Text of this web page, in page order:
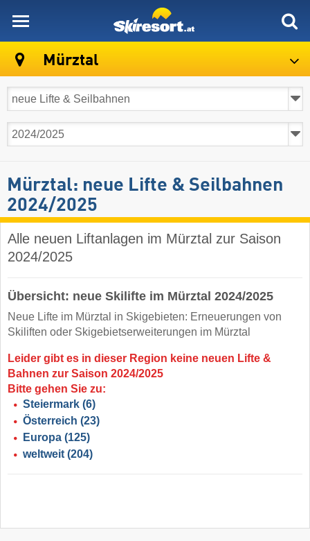
Mürztal
Mürztal: neue Lifte & Seilbahnen
2024/2025
Alle neuen Liftanlagen im Mürztal zur Saison
2024/2025
Übersicht: neue Skilifte im Mürztal 2024/2025
Neue Lifte im Mürztal in Skigebieten: Erneuerungen von
Skiliften oder Skigebietserweiterungen im Mürztal
Leider gibt es in dieser Region keine neuen Lifte &
Bahnen zur Saison 2024/2025
Bitte gehen Sie zu:
Steiermark (6)
Österreich (23)
Europa (125)
weltweit (204)